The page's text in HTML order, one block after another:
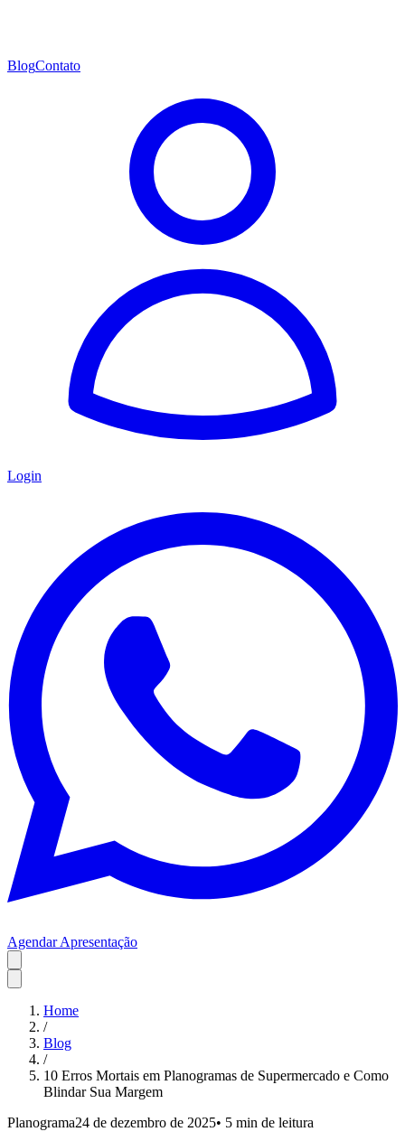
BlogContato
Login
Agendar Apresentação
Home
/
Blog
/
10 Erros Mortais em Planogramas de Supermercado e Como
Blindar Sua Margem
Planograma24 de dezembro de 2025• 5 min de leitura